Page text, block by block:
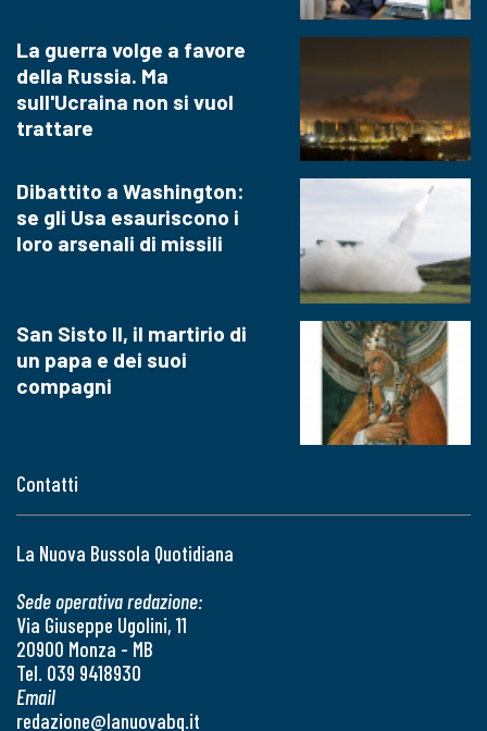
Contatti
La Nuova Bussola Quotidiana
Sede operativa redazione:
Via Giuseppe Ugolini, 11
20900 Monza - MB
Tel. 039 9418930
Email
redazione@lanuovabq.it
La guerra volge a favore
della Russia. Ma
sull'Ucraina non si vuol
trattare
Dibattito a Washington:
se gli Usa esauriscono i
loro arsenali di missili
San Sisto II, il martirio di
un papa e dei suoi
compagni